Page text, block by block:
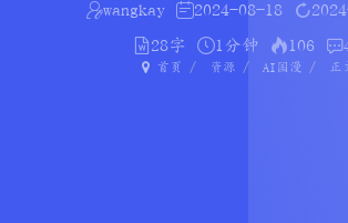
wangkay 2024-08-18
28字
1分钟 106
首页 资源 AI国漫 正